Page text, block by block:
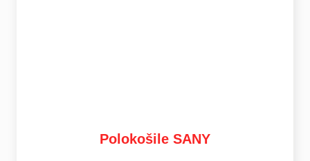
Polokošile SANY